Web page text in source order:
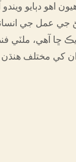
اهو دٻايو
عمل جي
ڇا آهي، ملٽي